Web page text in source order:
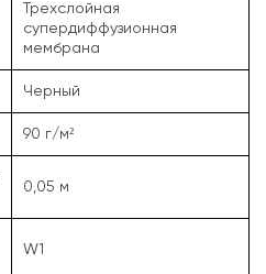
Трехслойная
супердиффузионная
мембрана
Черный
90 г/м²
0,05 м
W1